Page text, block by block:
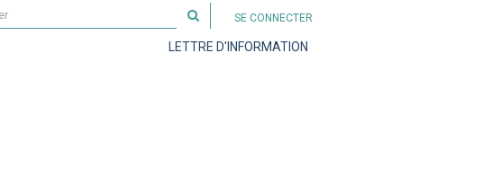
Rechercher
sur
le
SE CONNECTER
LETTRE D'INFORMATION